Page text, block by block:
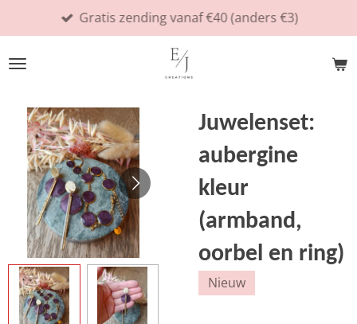
direct
naar
hoofdinhoud
Gratis zending vanaf €40 (anders €3)
Juwelenset:
aubergine
kleur
(armband,
oorbel en ring)
Nieuw